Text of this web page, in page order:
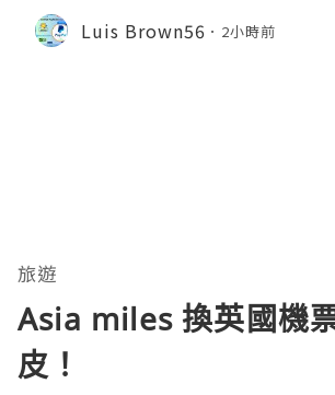
Luis Brown56 2小時前
旅遊
Asia miles 換英國機
皮！